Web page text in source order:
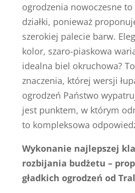
ogrodzenia nowoczesne
działki, ponieważ
szerokiej palecie barw.
kolor, szaro-piaskowa
idealna biel okruchowa?
znaczenia, której wersji
ogrodzeń Państwo
jest punktem, w którym
to kompleksowa
Wykonanie najlepszej
rozbijania budżetu –
gładkich ogrodzeń od